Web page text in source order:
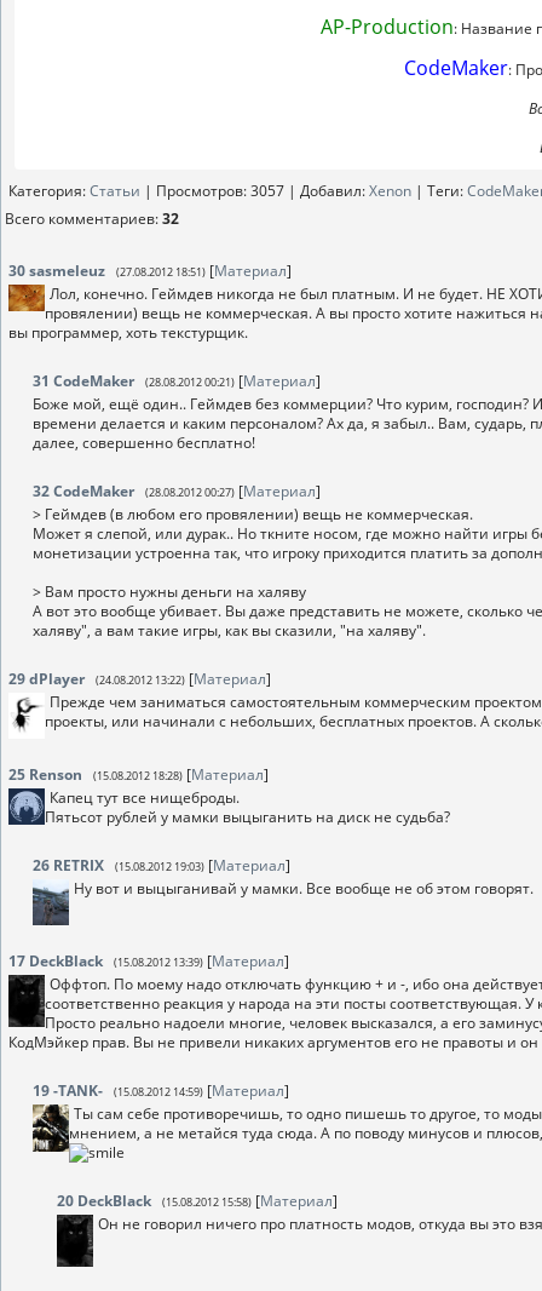
AP-Production: Название
CodeMaker:
Категория:Статьи | Просмотров: 3057 | Добавил:Xenon | Теги:
Всего комментариев:32
30sasmeleuz (27.08.2012 18:51) [Материал]
Лол, конечно. Геймдев никогда не был платным. И не будет. НЕ
провялении) вещь не коммерческая. А вы просто хотите нажиться
вы программер, хоть текстурщик.
31 CodeMaker (28.08.2012 00:21) [Материал]
Боже мой, ещё один.. Геймдев без коммерции? Что курим, господин?
времени делается и каким персоналом? Ах да, я забыл.. Вам, сударь,
далее, совершенно бесплатно!
32CodeMaker (28.08.2012 00:27) [Материал]
> Геймдев (в любом его провялении) вещь не коммерческая.
Может я слепой, или дурак.. Но ткните носом, где можно найти игры
монетизации устроенна так, что игроку приходится платить за
> Вам просто нужны деньги на халяву
А вот это вообще убивает. Вы даже представить не можете, сколько
халяву", а вам такие игры, как вы сказили, "на халяву".
29dPlayer (24.08.2012 13:22) [Материал]
Прежде чем заниматься самостоятельным коммерческим
проекты, или начинали с небольших, бесплатных проектов. А
25 Renson (15.08.2012 18:28) [Материал]
Капец тут все нищеброды.
Пятьсот рублей у мамки выцыганить на диск не судьба?
26 RETRIX (15.08.2012 19:03) [Материал]
Ну вот и выцыганивай у мамки. Все вообще не об этом говорят.
17 DeckBlack (15.08.2012 13:39) [Материал]
Оффтоп. По моему надо отключать функцию + и -, ибо она
соответственно реакция у народа на эти посты соответствующая.
Просто реально надоели многие, человек высказался, а его
КодМэйкер прав. Вы не привели никаких аргументов его не правоты и
19-TANK- (15.08.2012 14:59) [Материал]
Ты сам себе противоречишь, то одно пишешь то другое, то
мнением, а не метайся туда сюда. А по поводу минусов и
20 DeckBlack (15.08.2012 15:58) [Материал]
Он не говорил ничего про платность модов, откуда вы это